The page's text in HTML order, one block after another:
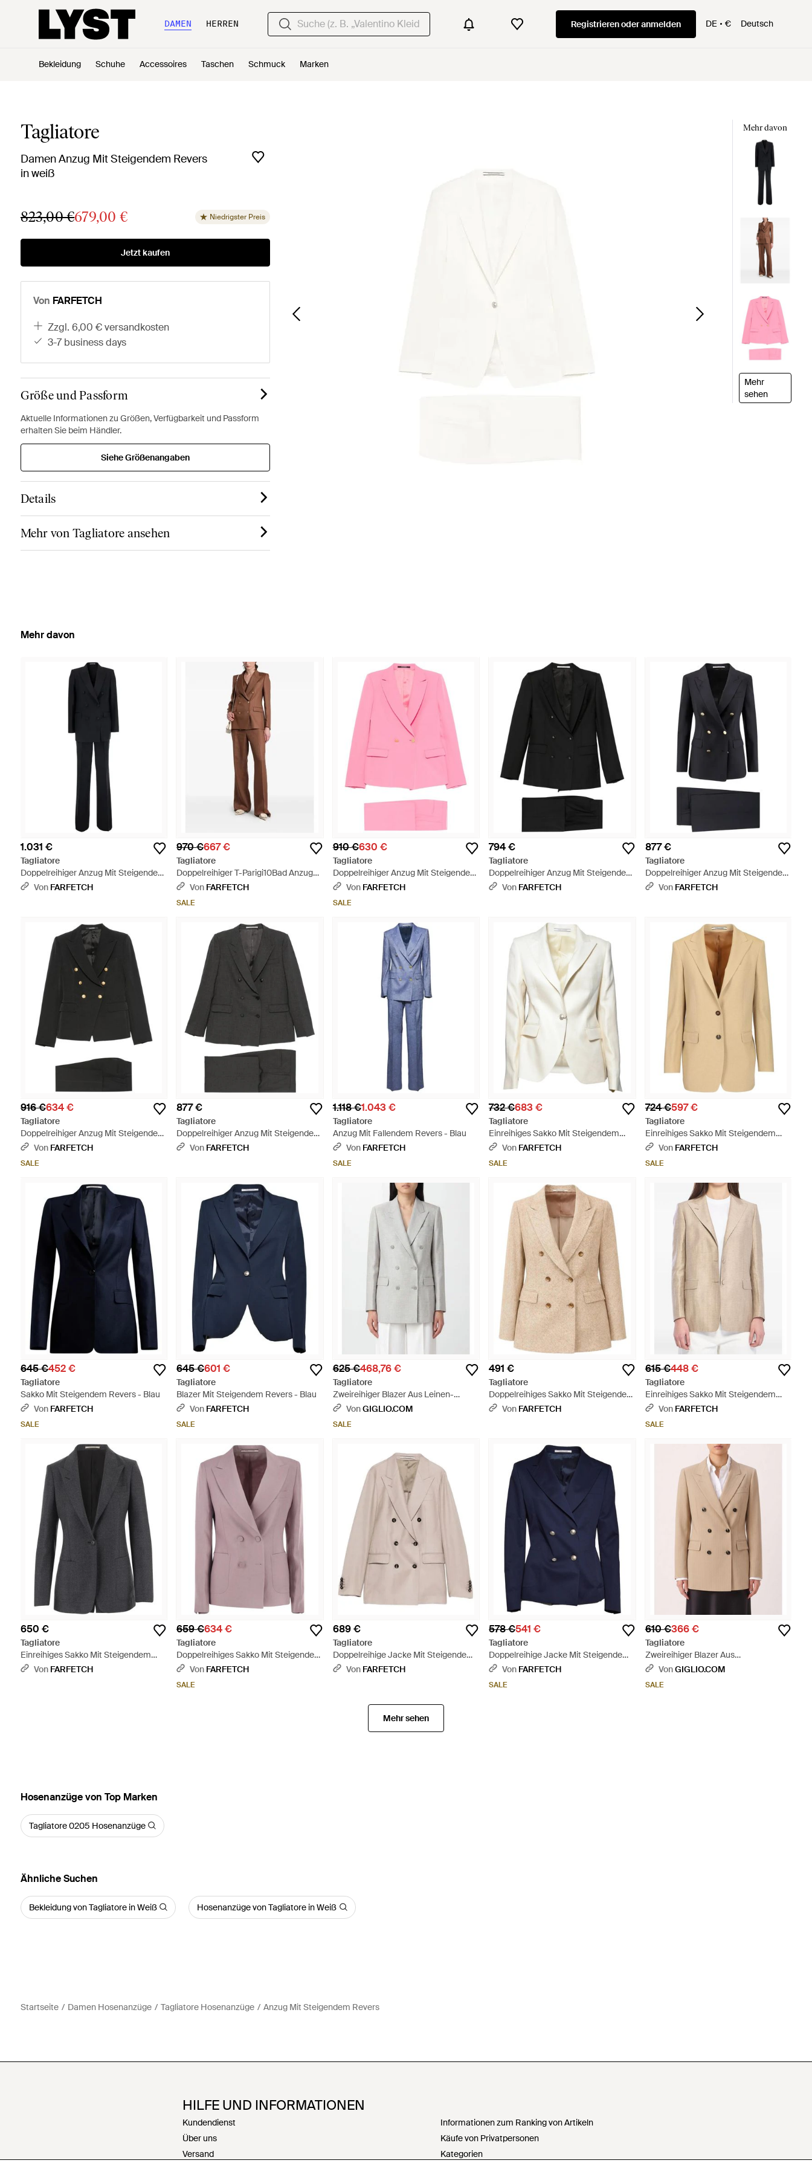
DAMEN HERREN Registrieren oder anmelden DE € Deutsch
Bekleidung Schuhe Accessoires Taschen Schmuck Marken
Tagliatore
Damen Anzug Mit Steigendem Revers
in weiß
823,00 €679,00 € Niedrigster Preis
Jetzt kaufen
Von FARFETCH
zzgl. 6,00 € versandkosten
3-7 business days
Größe und Passform
Aktuelle Informationen zu Größen, Verfügbarkeit und Passform
erhalten Sie beim Händler.
Siehe Größenangaben
Details
Mehr von Tagliatore ansehen
Mehr davon
Mehr
sehen
Mehr davon
1.031 €
Tagliatore
Doppelreihiger Anzug Mit Steigendem
Revers - Schwarz
Von FARFETCH
970 €667 €
Tagliatore
Doppelreihiger T-Parigi10Bad Anzug
Mit Steigendem Revers - Braun
Von FARFETCH
SALE
910 €630 €
Tagliatore
Doppelreihiger Anzug Mit Steigendem
Revers - Pink
Von FARFETCH
SALE
794 €
Tagliatore
Doppelreihiger Anzug Mit Steigendem
Revers - Schwarz
Von FARFETCH
877 €
Tagliatore
Doppelreihiger Anzug Mit Steigendem
Revers - Schwarz
Von FARFETCH
916 €634 €
Tagliatore
Doppelreihiger Anzug Mit Steigendem
Revers - Schwarz
Von FARFETCH
SALE
877 €
Tagliatore
Doppelreihiger Anzug Mit Steigendem
Revers - Schwarz
Von FARFETCH
1.118 €1.043 €
Tagliatore
Anzug Mit Fallendem Revers - Blau
Von FARFETCH
SALE
732 €683 €
Tagliatore
Einreihiges Sakko Mit Steigendem
Revers - Weiß
Von FARFETCH
SALE
724 €597 €
Tagliatore
Einreihiges Sakko Mit Steigendem
Revers - Natur
Von FARFETCH
SALE
645 €452 €
Tagliatore
Sakko Mit Steigendem Revers - Blau
Von FARFETCH
SALE
645 €601 €
Tagliatore
Blazer Mit Steigendem Revers - Blau
Von FARFETCH
SALE
625 €468,76 €
Tagliatore
Zweireihiger Blazer Aus Leinen-
Baumwoll-Mischung Mit Steigendem
VonGIGLIO.COM
SALE
491 €
Tagliatore
Doppelreihiges Sakko Mit Steigendem
Revers - Natur
Von FARFETCH
615 €448 €
Tagliatore
Einreihiges Sakko Mit Steigendem
Revers - Natur
Von FARFETCH
SALE
650 €
Tagliatore
Einreihiges Sakko Mit Steigendem
Revers - Schwarz
Von FARFETCH
659 €634 €
Tagliatore
Doppelreihiges Sakko Mit Steigendem
Revers - Lila
Von FARFETCH
SALE
689 €
Tagliatore
Doppelreihige Jacke Mit Steigendem
Revers - Weiß
Von FARFETCH
578 €541 €
Tagliatore
Doppelreihige Jacke Mit Steigendem
Revers - Blau
Von FARFETCH
SALE
610 €366 €
Tagliatore
Zweireihiger Blazer Aus
Viskosemischung Mit Steigendem
VonGIGLIO.COM
SALE
Mehr sehen
Hosenanzüge von Top Marken
Tagliatore 0205 Hosenanzüge
Ähnliche Suchen
Bekleidung von Tagliatore in Weiß Hosenanzüge von Tagliatore in Weiß
Startseite Damen Hosenanzüge Tagliatore Hosenanzüge Anzug Mit Steigendem Revers
HILFE UND INFORMATIONEN
Kundendienst
Über uns
Versand
Informationen zum Ranking von Artikeln
Käufe von Privatpersonen
Kategorien